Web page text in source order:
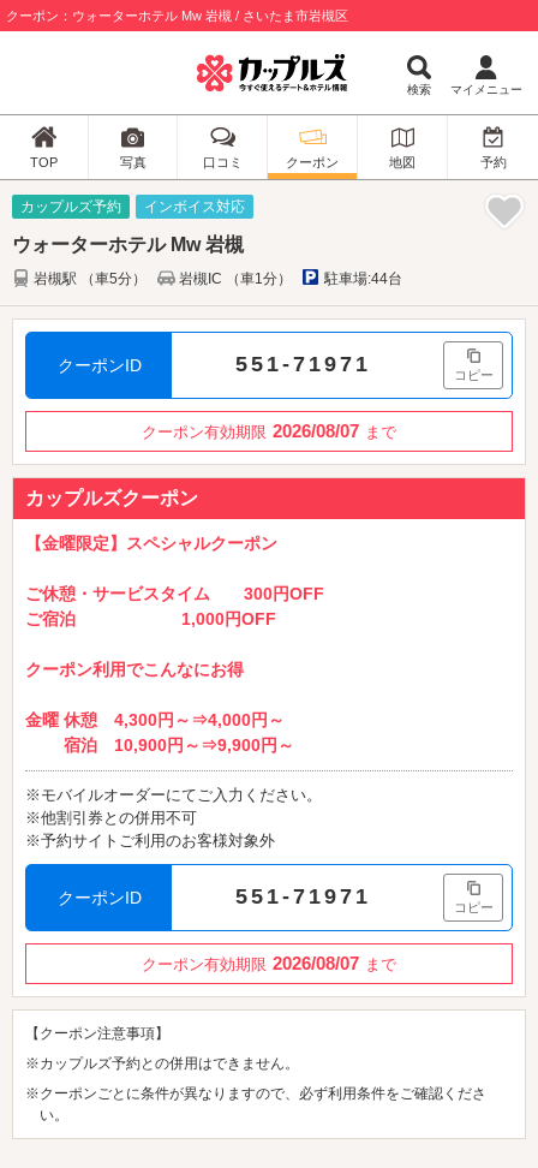
クーポン：ウォーターホテル Mw 岩槻 / さいたま市岩槻区
検索 マイメニュー
TOP 写真 口コミ クーポン 地図 予約
カップルズ予約 インボイス対応
ウォーターホテル Mw 岩槻
岩槻駅 （車5分） 岩槻IC （車1分） 駐車場:44台
クーポンID 551-71971 コピー
クーポン有効期限 2026/08/07 まで
カップルズクーポン
【金曜限定】スペシャルクーポン
ご休憩・サービスタイム 300円OFF
ご宿泊 1,000円OFF
クーポン利用でこんなにお得
金曜 休憩 4,300円～⇒4,000円～
宿泊 10,900円～⇒9,900円～
※モバイルオーダーにてご入力ください。
※他割引券との併用不可
※予約サイトご利用のお客様対象外
クーポンID 551-71971 コピー
クーポン有効期限 2026/08/07 まで
【クーポン注意事項】
※カップルズ予約との併用はできません。
※クーポンごとに条件が異なりますので、必ず利用条件をご確認くださ
い。